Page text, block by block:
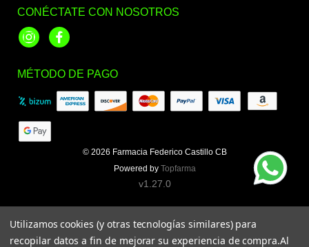
CONÉCTATE CON NOSOTROS
InstagramFacebook
MÉTODO DE PAGO
© 2026 Farmacia Federico Castillo CB
Powered by Topfarma
v1.27.0
Utilizamos cookies (y otras tecnologías similares) para
recopilar datos a fin de mejorar su experiencia de compra.Al